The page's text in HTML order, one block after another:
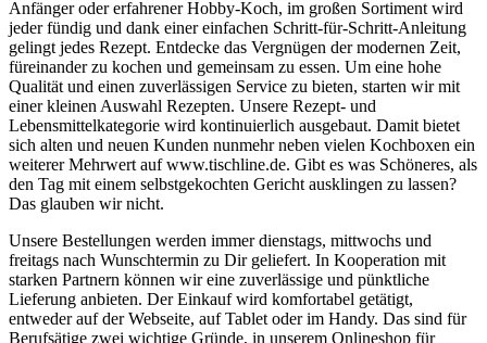
Anfänger oder erfahrener Hobby-Koch, im großen Sortiment wird
jeder fündig und dank einer einfachen Schritt-für-Schritt-Anleitung
gelingt jedes Rezept. Entdecke das Vergnügen der modernen Zeit,
füreinander zu kochen und gemeinsam zu essen. Um eine hohe
Qualität und einen zuverlässigen Service zu bieten, starten wir mit
einer kleinen Auswahl Rezepten. Unsere Rezept- und
Lebensmittelkategorie wird kontinuierlich ausgebaut. Damit bietet
sich alten und neuen Kunden nunmehr neben vielen Kochboxen ein
weiterer Mehrwert auf www.tischline.de. Gibt es was Schöneres, als
den Tag mit einem selbstgekochten Gericht ausklingen zu lassen?
Das glauben wir nicht.
Unsere Bestellungen werden immer dienstags, mittwochs und
freitags nach Wunschtermin zu Dir geliefert. In Kooperation mit
starken Partnern können wir eine zuverlässige und pünktliche
Lieferung anbieten. Der Einkauf wird komfortabel getätigt,
entweder auf der Webseite, auf Tablet oder im Handy. Das sind für
Berufsätige zwei wichtige Gründe, in unserem Onlineshop für